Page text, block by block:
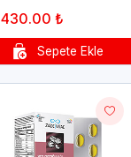
430.00 ₺